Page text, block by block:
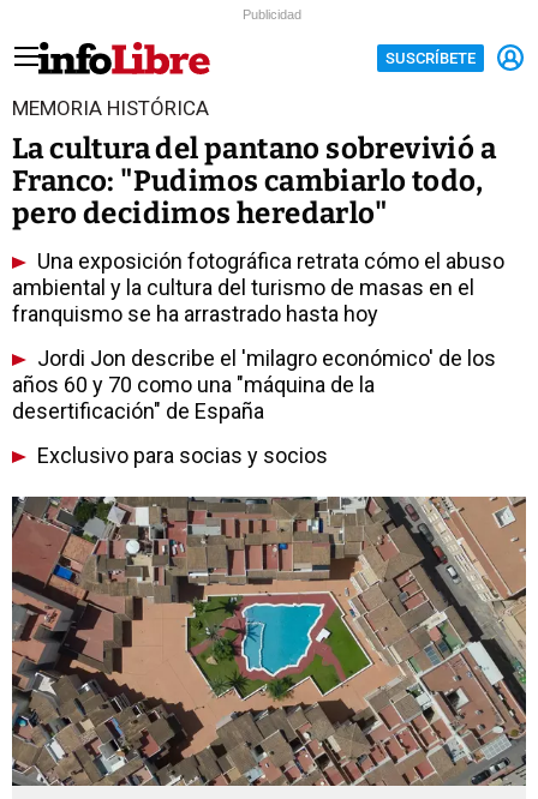
Publicidad
SUSCRÍBETE
MEMORIA HISTÓRICA
La cultura del pantano sobrevivió a
Franco: "Pudimos cambiarlo todo,
pero decidimos heredarlo"
Una exposición fotográfica retrata cómo el abuso
ambiental y la cultura del turismo de masas en el
franquismo se ha arrastrado hasta hoy
Jordi Jon describe el 'milagro económico' de los
años 60 y 70 como una "máquina de la
desertificación" de España
Exclusivo para socias y socios